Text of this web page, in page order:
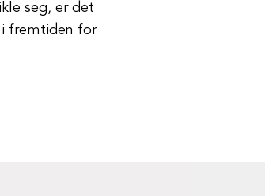
seg, er det
i fremtiden for